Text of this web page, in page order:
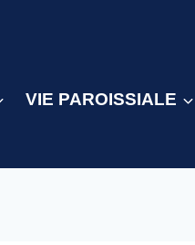
VIE PAROISSIALE